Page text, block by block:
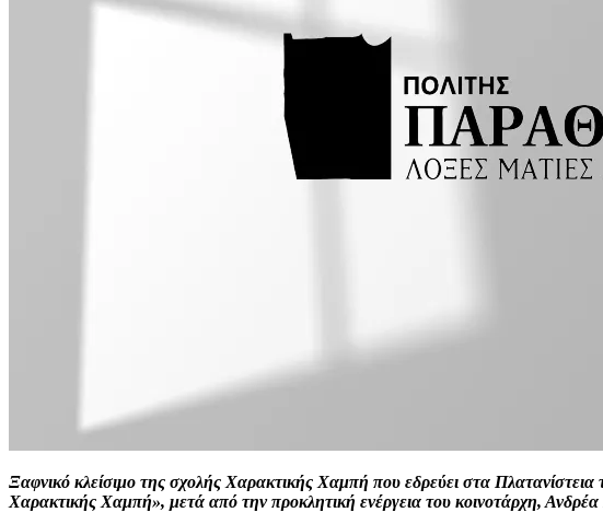
Ξαφνικό κλείσιμο της σχολής Χαρακτικής Χαμπή που εδρεύει στα
Χαρακτικής Χαμπή», μετά από την προκλητική ενέργεια του κοινοτάρχη,